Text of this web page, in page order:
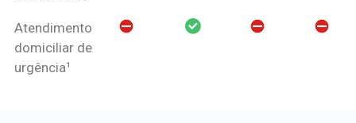
Atendimento
domiciliar de
urgência¹